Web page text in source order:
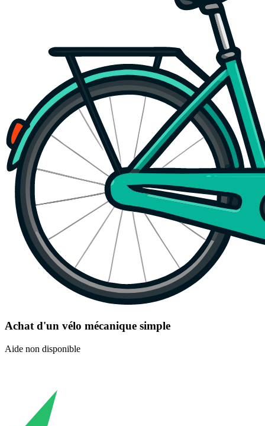
Achat d'un vélo mécanique simple
Aide non disponible